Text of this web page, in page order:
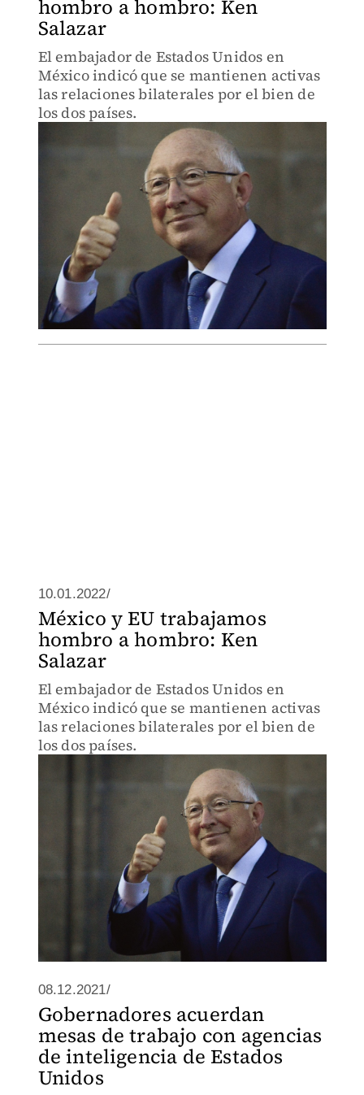
hombro a hombro: Ken
Salazar
El embajador de Estados Unidos en
México indicó que se mantienen activas
las relaciones bilaterales por el bien de
los dos países.
10.01.2022/
México y EU trabajamos
hombro a hombro: Ken
Salazar
El embajador de Estados Unidos en
México indicó que se mantienen activas
las relaciones bilaterales por el bien de
los dos países.
08.12.2021/
Gobernadores acuerdan
mesas de trabajo con agencias
de inteligencia de Estados
Unidos